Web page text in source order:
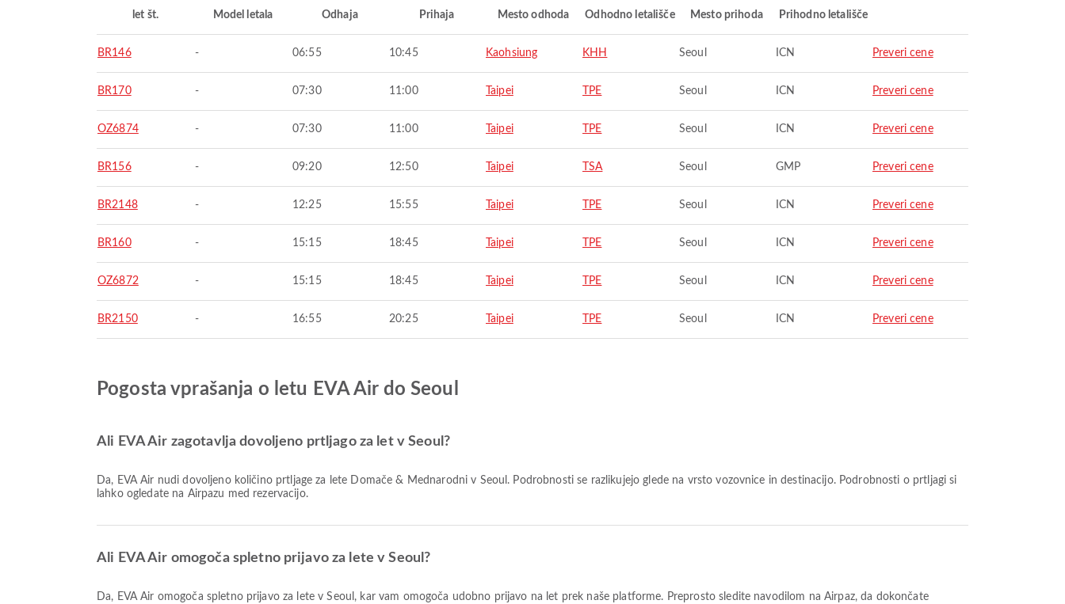
let št. Model letala Odhaja Prihaja Mesto odhoda Odhodno letališče Mesto prihoda Prihodno letališče
BR146 - 06:55 10:45 Kaohsiung KHH Seoul ICN Preveri cene
BR170 - 07:30 11:00 Taipei TPE Seoul ICN Preveri cene
OZ6874 - 07:30 11:00 Taipei TPE Seoul ICN Preveri cene
BR156 - 09:20 12:50 Taipei TSA Seoul GMP Preveri cene
BR2148 - 12:25 15:55 Taipei TPE Seoul ICN Preveri cene
BR160 - 15:15 18:45 Taipei TPE Seoul ICN Preveri cene
OZ6872 - 15:15 18:45 Taipei TPE Seoul ICN Preveri cene
BR2150 - 16:55 20:25 Taipei TPE Seoul ICN Preveri cene
Pogosta vprašanja o letu EVA Air do Seoul
Ali EVA Air zagotavlja dovoljeno prtljago za let v Seoul?
Da, EVA Air nudi dovoljeno količino prtljage za lete Domače & Mednarodni v Seoul. Podrobnosti se razlikujejo glede na vrsto vozovnice in destinacijo. Podrobnosti o prtljagi si
lahko ogledate na Airpazu med rezervacijo.
Ali EVA Air omogoča spletno prijavo za lete v Seoul?
Da, EVA Air omogoča spletno prijavo za lete v Seoul, kar vam omogoča udobno prijavo na let prek naše platforme. Preprosto sledite navodilom na Airpaz, da dokončate